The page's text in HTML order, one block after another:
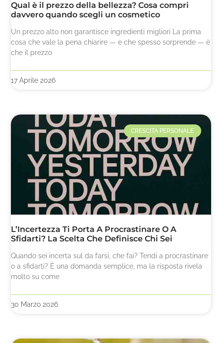
Qual è il prezzo della bellezza? Cosa compri
davvero quando scegli un cosmetico
Un prezzo alto non garantisce ingredienti migliori La prima
cosa che vale la pena chiarire — e che spesso sorprende — è
che il prezzo
17 Aprile 2026
CRESCITA PERSONALE
L’Incertezza Ti Porta A Procrastinare O A
Sfidarti? La Scelta Che Definisce Chi Sei
Quando sei incerta sul da farsi, che fai? Tendi a procrastinare
o a sfidarti? È una domanda semplice, ma la risposta rivela
molto su come
30 Marzo 2026